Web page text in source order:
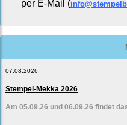
per E-Mail (
07.08.2026
Stempel-Mekka 2026
Am 05.09.26 und 06.09.26 findet